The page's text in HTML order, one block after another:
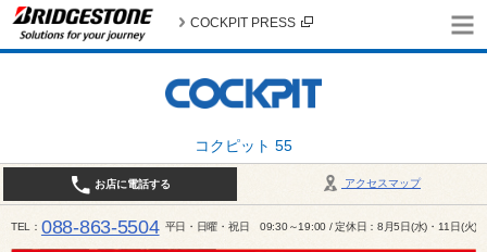
コクピット 55
COCKPIT PRESS
アクセスマップ
お店に電話する
TEL 088-863-5504 平日・日曜・祝日 09:30～19:00 / 定休日：8月5日(水)・11日(火)